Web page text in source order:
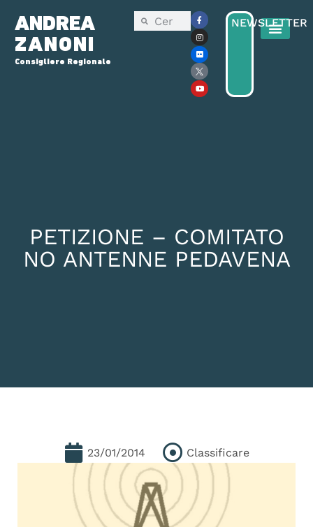
ANDREA
ZANONI
Consigliere Regionale
NEWSLETTER
PETIZIONE – COMITATO
NO ANTENNE PEDAVENA
23/01/2014 Classificare